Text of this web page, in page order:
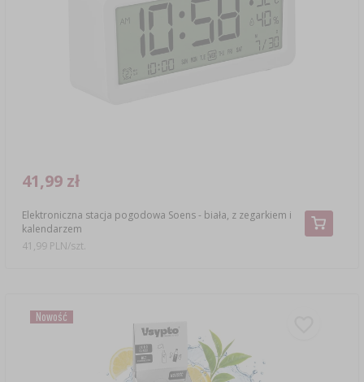
Elektroniczna stacja pogodowa Soens - biała, z zegarkiem i
kalendarzem
41,99 zł
41,99 PLN/szt.
Nowość